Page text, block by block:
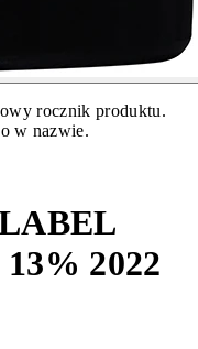
rocznik produktu.
w nazwie.
2022